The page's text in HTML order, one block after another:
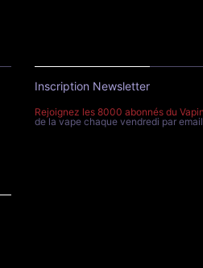
Inscription Newsletter
Rejoignez les 8000 abonnés du
de la vape chaque vendredi par